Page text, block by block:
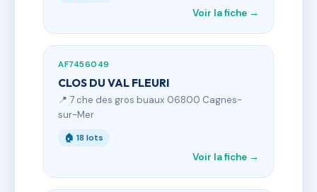
Voir la fiche →
AF7456049
CLOS DU VAL FLEURI
📍 7 che des gros buaux 06800 Cagnes-
sur-Mer
🏠 18 lots
Voir la fiche →